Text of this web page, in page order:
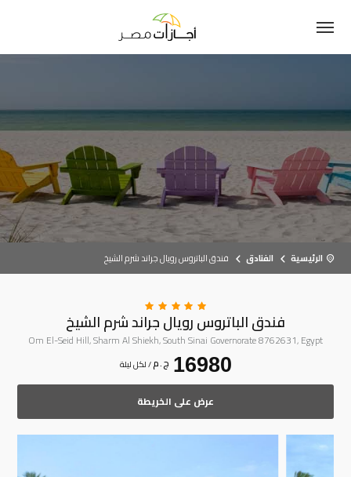
الرئيسية الفنادق فندق الباتروس رويال جراند شرم الشيخ
فندق الباتروس رويال جراند شرم الشيخ
Om El-Seid Hill, Sharm Al Shiekh, South Sinai Governorate 8762631, Egypt
/ لكل ليلة 16980 ج . م
عرض على الخريطة